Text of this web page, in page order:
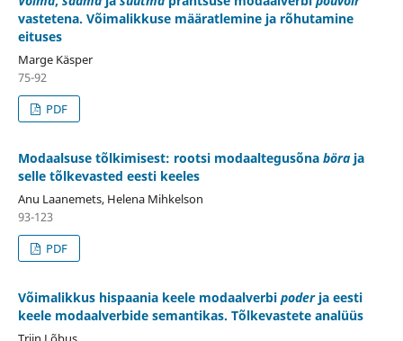
vastetena. Võimalikkuse määratlemine ja rõhutamine
eituses
Marge Käsper
75-92
PDF
Modaalsuse tõlkimisest: rootsi modaaltegusõna böraja
selle tõlkevasted eesti keeles
Anu Laanemets, Helena Mihkelson
93-123
PDF
Võimalikkus hispaania keele modaalverbi poderja eesti
keele modaalverbide semantikas. Tõlkevastete analüüs